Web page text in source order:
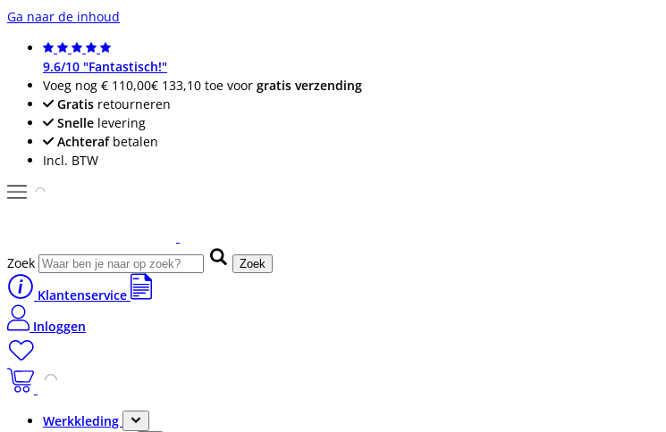
Ga naar de inhoud
9.6/10 "Fantastisch!"
Voeg nog € 110,00€ 133,10 toe voor gratis verzending
Gratis retourneren
Snelle levering
Achterafbetalen
Incl. BTW
Zoek Zoek
Klantenservice
Inloggen
Werkkleding